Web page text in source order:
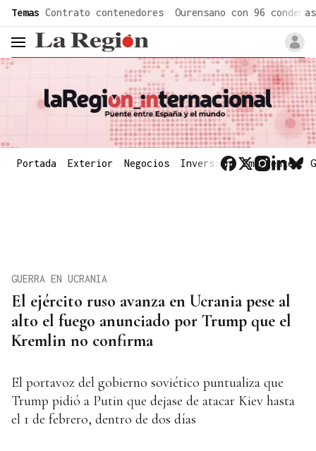
Temas Contrato contenedores Ourensano con 96 condenas
header.menu.open
Portada Exterior Negocios Inversión Emergentes
El ejército ruso avanza en Ucrania pese al
alto el fuego anunciado por Trump que el
Kremlin no confirma
GUERRA EN UCRANIA
El portavoz del gobierno soviético puntualiza que
Trump pidió a Putin que dejase de atacar Kiev hasta
el 1 de febrero, dentro de dos días